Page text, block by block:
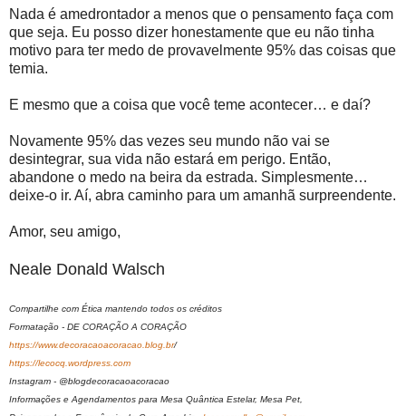
Nada é amedrontador a menos que o pensamento faça com
que seja. Eu posso dizer honestamente que eu não tinha
motivo para ter medo de provavelmente 95% das coisas que
temia.
E mesmo que a coisa que você teme acontecer… e daí?
Novamente 95% das vezes seu mundo não vai se
desintegrar, sua vida não estará em perigo. Então,
abandone o medo na beira da estrada. Simplesmente…
deixe-o ir. Aí, abra caminho para um amanhã surpreendente.
Amor, seu amigo,
Neale Donald Walsch
Compartilhe com Ética mantendo todos os créditos
Formatação - DE CORAÇÃO A CORAÇÃO
https://www.decoracaoacoracao.blog.br/
https://lecocq.wordpress.com
Instagram - @blogdecoracaoacoracao
Informações e Agendamentos para Mesa Quântica Estelar, Mesa Pet,